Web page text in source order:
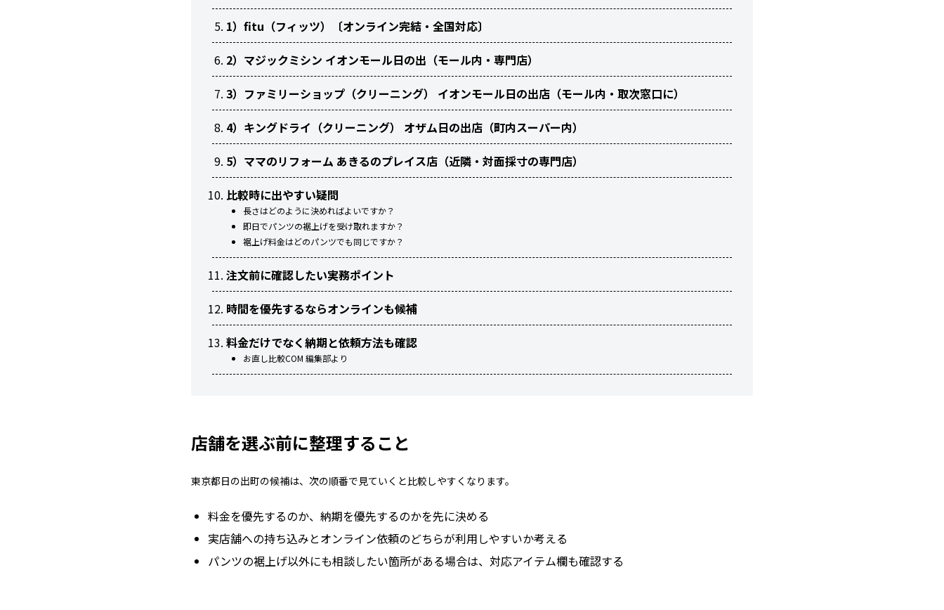
1）fitu（フィッツ）〔オンライン完結・全国対応〕
2）マジックミシン イオンモール日の出（モール内・専門店）
3）ファミリーショップ（クリーニング） イオンモール日の出店（モール内・取次窓口に）
4）キングドライ（クリーニング） オザム日の出店（町内スーパー内）
5）ママのリフォーム あきるのプレイス店（近隣・対面採寸の専門店）
比較時に出やすい疑問
長さはどのように決めればよいですか？
即日でパンツの裾上げを受け取れますか？
裾上げ料金はどのパンツでも同じですか？
注文前に確認したい実務ポイント
時間を優先するならオンラインも候補
料金だけでなく納期と依頼方法も確認
お直し比較COM 編集部より
店舗を選ぶ前に整理すること
東京都日の出町の候補は、次の順番で見ていくと比較しやすくなります。
料金を優先するのか、納期を優先するのかを先に決める
実店舗への持ち込みとオンライン依頼のどちらが利用しやすいか考える
パンツの裾上げ以外にも相談したい箇所がある場合は、対応アイテム欄も確認する